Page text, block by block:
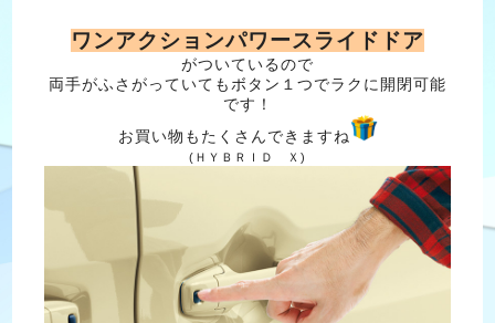
ワンアクションパワースライドドア
がついているので
両手がふさがっていてもボタン１つでラクに開閉可能
です！
お買い物もたくさんできますね
(ＨＹＢＲＩＤ Ｘ)